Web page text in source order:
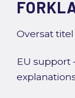
Oversat titel
EU support